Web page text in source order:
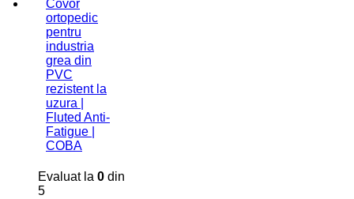
Covor
ortopedic
pentru
industria
grea din
PVC
rezistent la
uzura |
Fluted Anti-
Fatigue |
COBA
Evaluat la 0 din
5